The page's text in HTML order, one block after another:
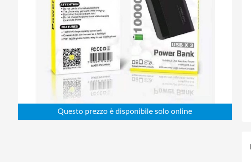
Abbigliamento da lavoro
Alimentatori
Elettricità
Cablaggio
Elettronica
Edilizia